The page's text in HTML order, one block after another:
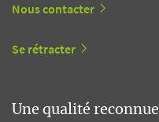
Nous contacter
Se rétracter
Une qualité reconnue